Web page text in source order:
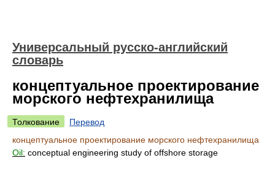
Универсальный русско-английский
словарь
концептуальное проектирование
морского нефтехранилища
Толкование
Перевод
концептуальное проектирование морского нефтехранилища
Oil: conceptual engineering study of offshore storage